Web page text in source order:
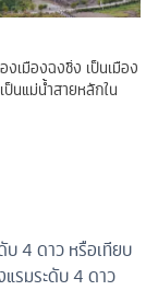
เมืองฉงชิ่ง เป็นเมือง
นแม่น้ำสายหลักใน
4 ดาว หรือเทียบ
แรมระดับ 4 ดาว